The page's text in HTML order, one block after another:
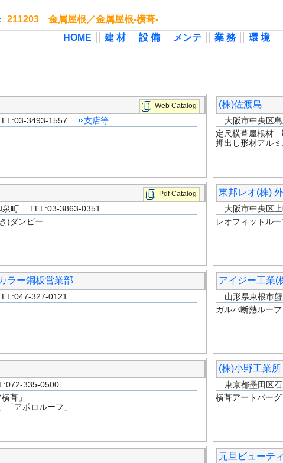
211203 金属屋根／金属屋根-横葺-
HOME
建 材 設 備 メンテ 業 務 環 境
Web Catalog
3493-1557
支店等
(株)佐渡島
大阪市中央区
定尺横葺屋根材
押出し形材アルミ
Pdf Catalog
泉町 TEL:03-3863-0351
)ダンビー
東邦レオ(株)
大阪市中央区
レオフィットル
ラー鋼板営業部
327-0121
アイジー工業(
山形県東根市
ガルバ断熱ルー
335-0500
葺」
「アポロルーフ」
(株)小野工業所
東京都墨田区
横葺アートバー
元旦ビューテ